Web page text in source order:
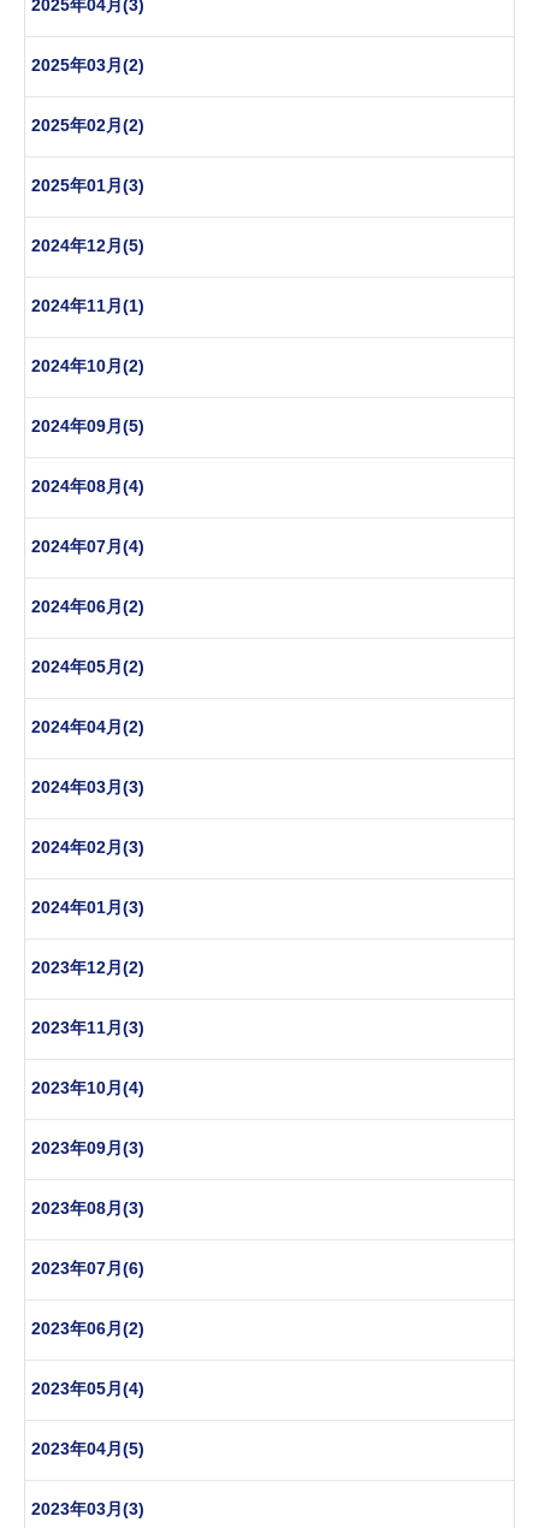
2025年04月(3)
2025年03月(2)
2025年02月(2)
2025年01月(3)
2024年12月(5)
2024年11月(1)
2024年10月(2)
2024年09月(5)
2024年08月(4)
2024年07月(4)
2024年06月(2)
2024年05月(2)
2024年04月(2)
2024年03月(3)
2024年02月(3)
2024年01月(3)
2023年12月(2)
2023年11月(3)
2023年10月(4)
2023年09月(3)
2023年08月(3)
2023年07月(6)
2023年06月(2)
2023年05月(4)
2023年04月(5)
2023年03月(3)